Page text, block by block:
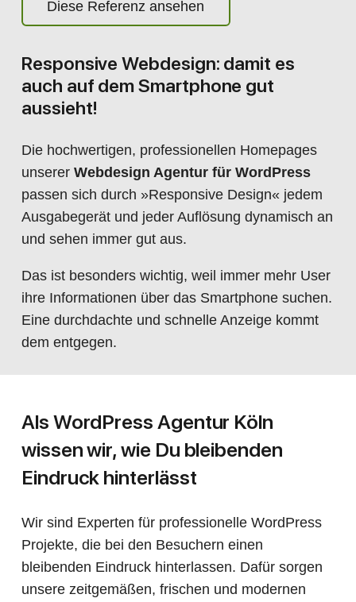
Diese Referenz ansehen
Responsive Webdesign: damit es
auch auf dem Smartphone gut
aussieht!
Die hochwertigen, professionellen Homepages
unserer Webdesign Agentur für WordPress
passen sich durch »Responsive Design« jedem
Ausgabegerät und jeder Auflösung dynamisch an
und sehen immer gut aus.
Das ist besonders wichtig, weil immer mehr User
ihre Informationen über das Smartphone suchen.
Eine durchdachte und schnelle Anzeige kommt
dem entgegen.
Als WordPress Agentur Köln
wissen wir, wie Du bleibenden
Eindruck hinterlässt
Wir sind Experten für professionelle WordPress
Projekte, die bei den Besuchern einen
bleibenden Eindruck hinterlassen. Dafür sorgen
unsere zeitgemäßen, frischen und modernen